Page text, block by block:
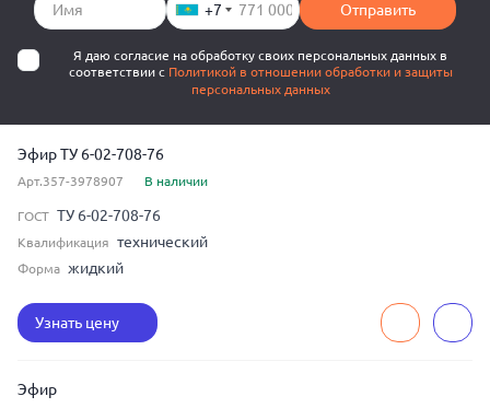
+7 Отправить
Я даю согласие на обработку своих персональных данных в
соответствии с Политикой в отношении обработки и защиты
персональных данных
Эфир ТУ 6-02-708-76
Арт.357-3978907 В наличии
ГОСТ ТУ 6-02-708-76
Квалификация технический
Форма жидкий
Узнать цену
Эфир